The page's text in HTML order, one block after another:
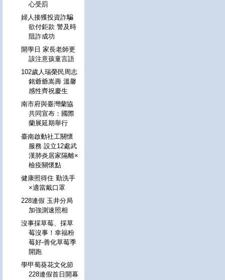
心受罰
婦人接獲投資詐騙
欲付鉅款 警及時
阻詐成功
開學日 家長老師更
該注意孩童言語
102歲人瑞榮民周志
銘爺爺嵩壽 溫馨
感性齊祝慶生
南市府與臺灣蘭協
共同宣布：國際
蘭展延期舉行
臺南啟動社工關懷
服務 設立12處武
漢肺炎居家隔離×
檢疫關懷點
健康照得住 勤洗手
×適當戴口罩
228連假 玉井分局
加強測速照相
沒事採草莓、採草
莓沒事！幸福粉
莓好-善化草莓季
開跑
學甲蜀葵花文化節
228連假首日開幕